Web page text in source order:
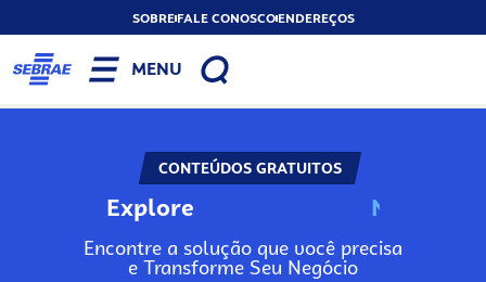
SOBREFALE CONOSCOENDEREÇOS
MENU
CONTEÚDOS GRATUITOS
Explore N
Encontre a solução que você precisa
e Transforme Seu Negócio